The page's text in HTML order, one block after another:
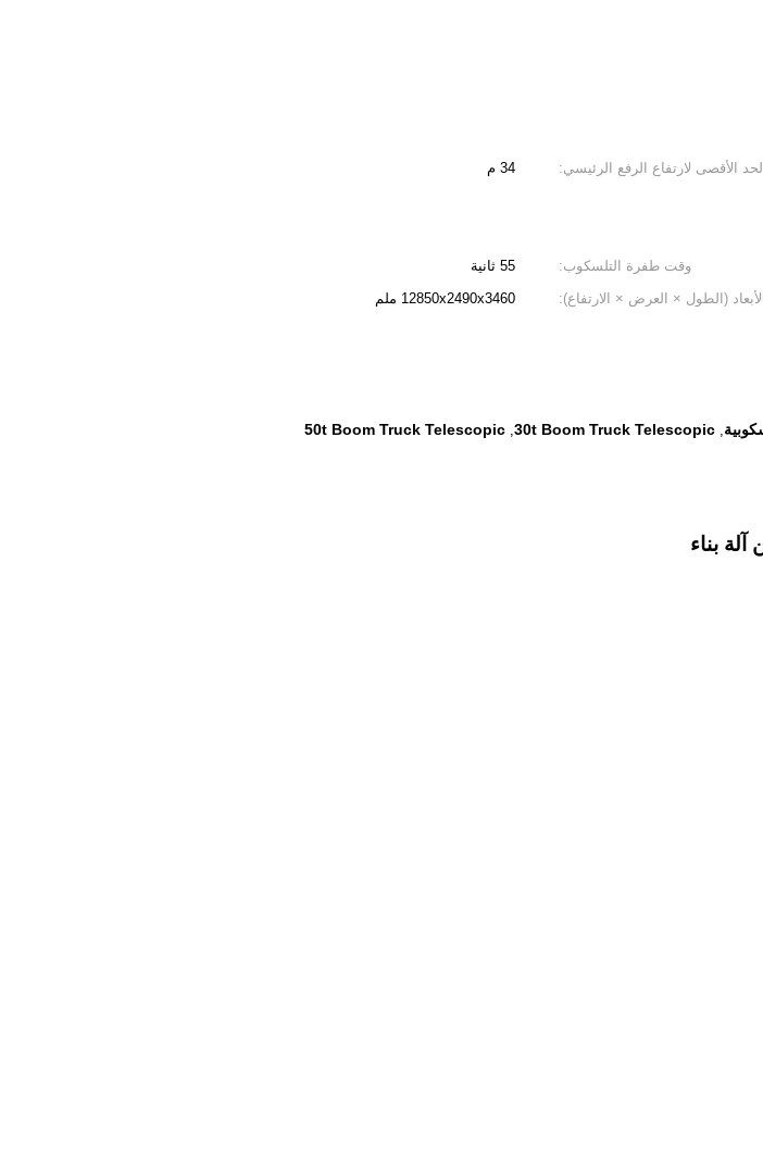
الحد الأقصى لارتفاع الرفع الرئيسي: 34 م
وقت طفرة التلسكوب:
55 ثانية
الأبعاد (الطول × العرض × الارتفاع): 12850x2490x3460 ملم
,
30t Boom Truck Telescopic
,
50t Boom Truck Telescopic